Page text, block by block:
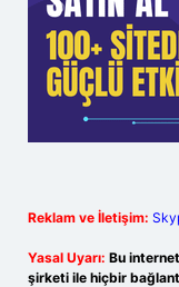
Reklam ve İletişim:
Yasal Uyarı: Bu
şirketi ile hiçbir